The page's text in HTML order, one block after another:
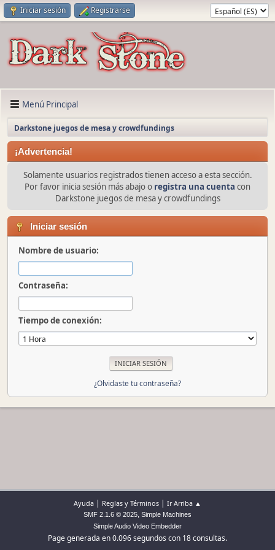
Iniciar sesión Registrarse
Menú Principal
Darkstone juegos de mesa y crowdfundings
¡Advertencia!
Solamente usuarios registrados tienen acceso a esta sección.
Por favor inicia sesión más abajo o registra una cuenta con
Darkstone juegos de mesa y crowdfundings
Iniciar sesión
Nombre de usuario:
Contraseña:
Tiempo de conexión:
¿Olvidaste tu contraseña?
Ayuda | Reglas y Términos | Ir Arriba ▲
SMF 2.1.6 © 2025, Simple Machines
Simple Audio Video Embedder
Page generada en 0.096 segundos con 18 consultas.